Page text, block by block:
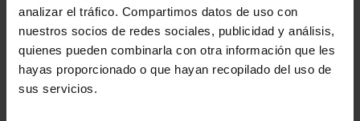
analizar el tráfico. Compartimos datos de uso con
nuestros socios de redes sociales, publicidad y análisis,
quienes pueden combinarla con otra información que les
hayas proporcionado o que hayan recopilado del uso de
sus servicios.
Os orifícios de ventilação proporcionam respirabilidade
enquanto absorvem água e sujeira.
Fácil de limpar e rápido de secar.
A tira traseira giratória permite um ajuste mais preciso.